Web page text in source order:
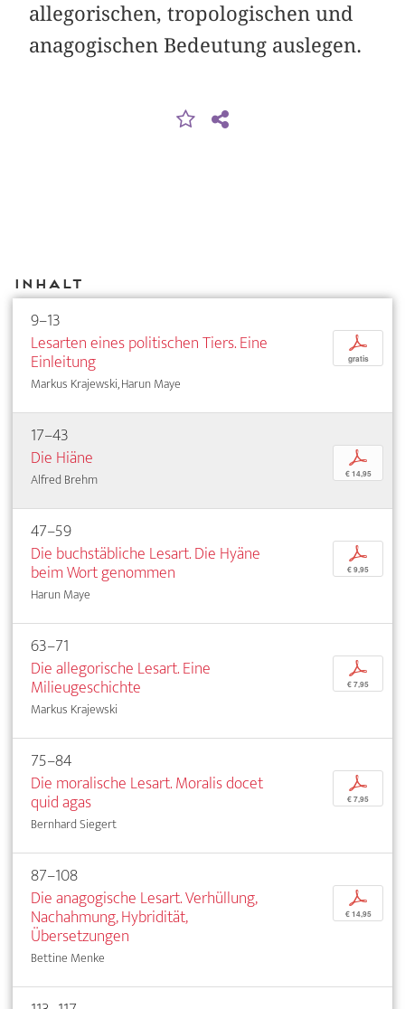
allegorischen, tropologischen und
anagogischen Bedeutung auslegen.
Inhalt
9–13
Lesarten eines politischen Tiers. Eine
Einleitung
Markus Krajewski, Harun Maye
p
gratis
17–43
Die Hiäne
Alfred Brehm
p
€ 14,95
47–59
Die buchstäbliche Lesart. Die Hyäne
beim Wort genommen
Harun Maye
p
€ 9,95
63–71
Die allegorische Lesart. Eine
Milieugeschichte
Markus Krajewski
p
€ 7,95
75–84
Die moralische Lesart. Moralis docet
quid agas
Bernhard Siegert
p
€ 7,95
87–108
Die anagogische Lesart. Verhüllung,
Nachahmung, Hybridität,
Übersetzungen
Bettine Menke
p
€ 14,95